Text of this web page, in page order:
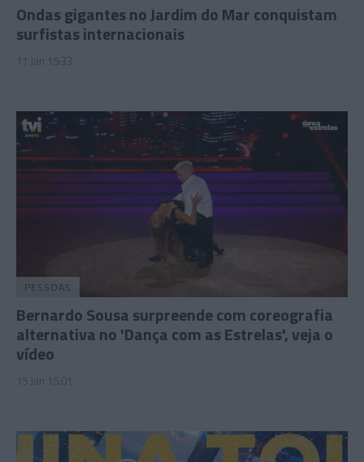
Ondas gigantes no Jardim do Mar conquistam
surfistas internacionais
11 Jan 15:33
PESSOAS
Bernardo Sousa surpreende com coreografia
alternativa no 'Dança com as Estrelas', veja o
vídeo
15 Jan 15:01